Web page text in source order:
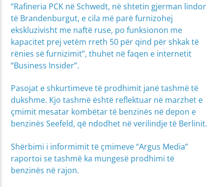
“Rafineria PCK në Schwedt, në shtetin gjerman lindor
të Brandenburgut, e cila më parë furnizohej
ekskluzivisht me naftë ruse, po funksionon me
kapacitet prej vetëm rreth 50 për qind për shkak të
rënies së furnizimit”, thuhet në faqen e internetit
“Business Insider”.
Pasojat e shkurtimeve të prodhimit janë tashmë të
dukshme. Kjo tashmë është reflektuar në marzhet e
çmimit mesatar kombëtar të benzinës në depon e
benzinës Seefeld, që ndodhet në verilindje të Berlinit.
Shërbimi i informimit të çmimeve “Argus Media”
raportoi se tashmë ka mungesë prodhimi të
benzinës në rajon.